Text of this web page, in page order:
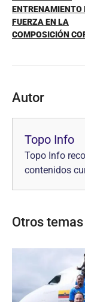
ENTRENAMIENTO
FUERZA EN LA
COMPOSICIÓN
Autor
Topo Info
Topo Info
contenidos
Otros